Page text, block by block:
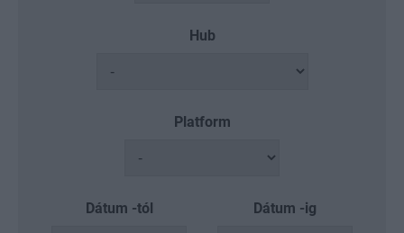
Hub
Platform
Dátum -tól Dátum -ig